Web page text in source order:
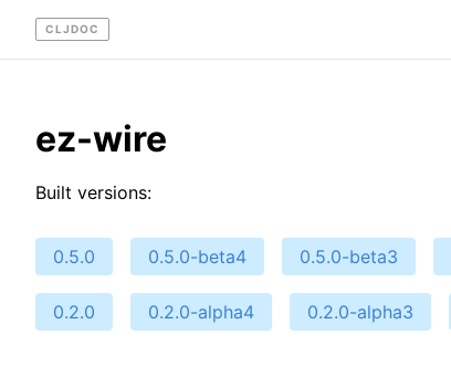
CLJDOC
ez-wire
Built versions:
0.5.0 0.5.0-beta4 0.5.0-beta3
0.2.0 0.2.0-alpha4 0.2.0-alpha3